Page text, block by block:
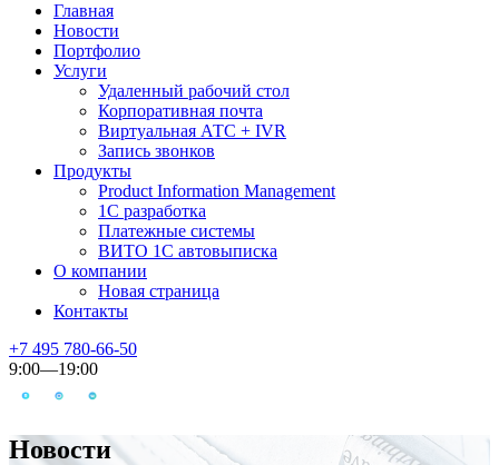
Главная
Новости
Портфолио
Услуги
Удаленный рабочий стол
Корпоративная почта
Виртуальная АТС + IVR
Запись звонков
Продукты
Product Information Management
1С разработка
Платежные системы
ВИТО 1С автовыписка
О компании
Новая страница
Контакты
+7 495 780-66-50
9:00—19:00
Новости